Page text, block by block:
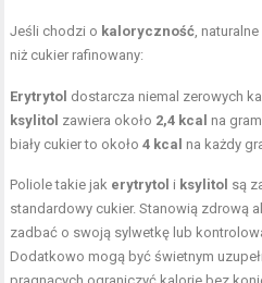
Jeśli chodzi o kaloryczność,
niż cukier rafinowany:
Erytrytol dostarcza niemal zerowych
ksylitol zawiera około 2,4 kcal na
biały cukier to około4 kcal na każdy
Poliole takie jak erytrytol i ksylitol są
standardowy cukier. Stanowią zdrową
zadbać o swoją sylwetkę lub
Dodatkowo mogą być świetnym